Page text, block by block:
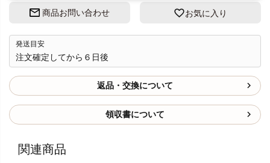
商品お問い合わせ お気に入り
発送目安
注文確定してから６日後
返品・交換について
領収書について
関連商品